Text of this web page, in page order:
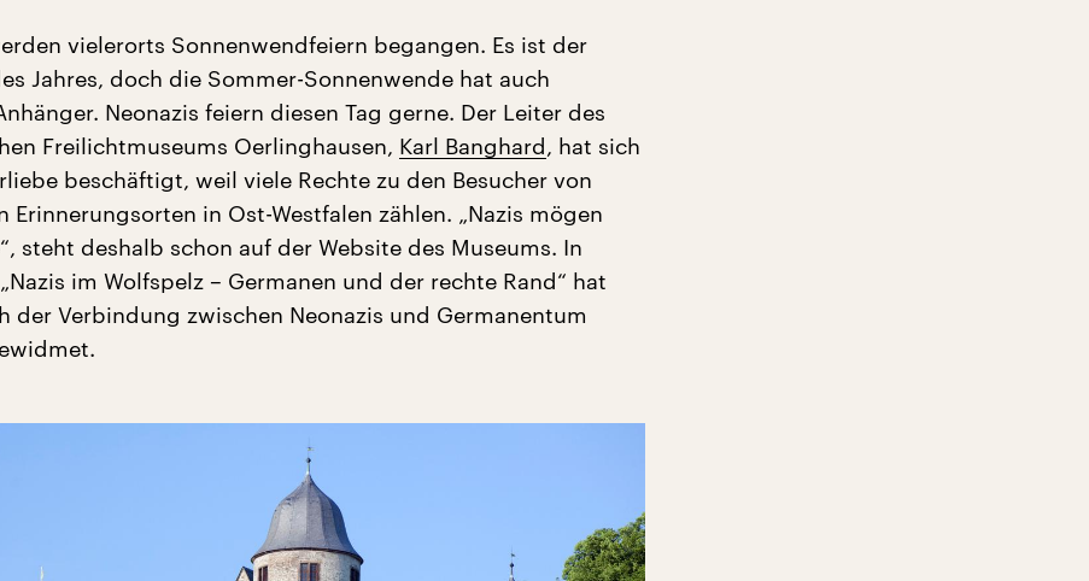
vielerorts Sonnenwendfeiern begangen. Es ist der
Jahres, doch die Sommer-Sonnenwende hat auch
Neonazis feiern diesen Tag gerne. Der Leiter des
Freilichtmuseums Oerlinghausen, Karl Banghard, hat sich
beschäftigt, weil viele Rechte zu den Besucher von
Erinnerungsorten in Ost-Westfalen zählen. „Nazis mögen
steht deshalb schon auf der Website des Museums. In
im Wolfspelz – Germanen und der rechte Rand“ hat
der Verbindung zwischen Neonazis und Germanentum